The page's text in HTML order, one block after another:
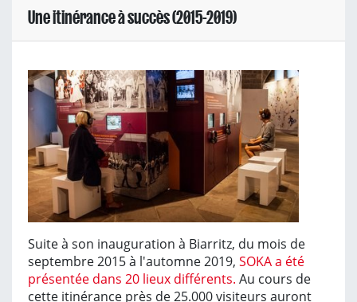
Une itinérance à succès (2015-2019)
Suite à son inauguration à Biarritz, du mois de
septembre 2015 à l'automne 2019, SOKA a été
présentée dans 20 lieux différents. Au cours de
cette itinérance près de 25.000 visiteurs auront